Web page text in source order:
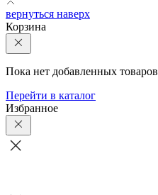
вернуться наверх
Корзина
Пока нет добавленных товаров
Перейти в каталог
Избранное